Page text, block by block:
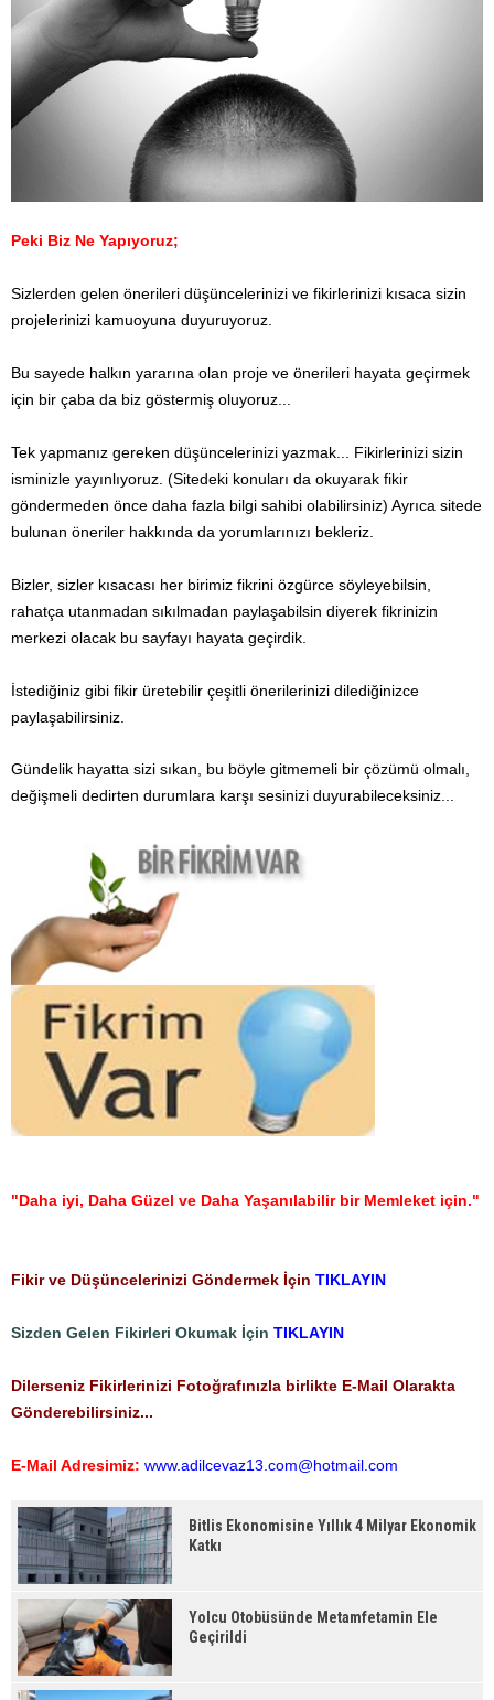
Peki Biz Ne Yapıyoruz;
Sizlerden gelen önerileri düşüncelerinizi ve fikirlerinizi kısaca sizin
projelerinizi kamuoyuna duyuruyoruz.
Bu sayede halkın yararına olan proje ve önerileri hayata geçirmek
için bir çaba da biz göstermiş oluyoruz...
Tek yapmanız gereken düşüncelerinizi yazmak... Fikirlerinizi sizin
isminizle yayınlıyoruz. (Sitedeki konuları da okuyarak fikir
göndermeden önce daha fazla bilgi sahibi olabilirsiniz) Ayrıca sitede
bulunan öneriler hakkında da yorumlarınızı bekleriz.
Bizler, sizler kısacası her birimiz fikrini özgürce söyleyebilsin,
rahatça utanmadan sıkılmadan paylaşabilsin diyerek fikrinizin
merkezi olacak bu sayfayı hayata geçirdik.
İstediğiniz gibi fikir üretebilir çeşitli önerilerinizi dilediğinizce
paylaşabilirsiniz.
Gündelik hayatta sizi sıkan, bu böyle gitmemeli bir çözümü olmalı,
değişmeli dedirten durumlara karşı sesinizi duyurabileceksiniz...
"Daha iyi, Daha Güzel ve Daha Yaşanılabilir bir Memleket için."
Fikir ve Düşüncelerinizi Göndermek İçin TIKLAYIN
Sizden Gelen Fikirleri Okumak İçin TIKLAYIN
Dilerseniz Fikirlerinizi Fotoğrafınızla birlikte E-Mail Olarakta
Gönderebilirsiniz...
E-Mail Adresimiz: www.adilcevaz13.com@hotmail.com
Bitlis Ekonomisine Yıllık 4 Milyar Ekonomik
Katkı
Yolcu Otobüsünde Metamfetamin Ele
Geçirildi